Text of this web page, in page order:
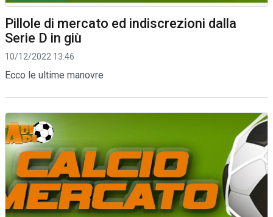
Pillole di mercato ed indiscrezioni dalla
Serie D in giù
10/12/2022 13:46
Ecco le ultime manovre